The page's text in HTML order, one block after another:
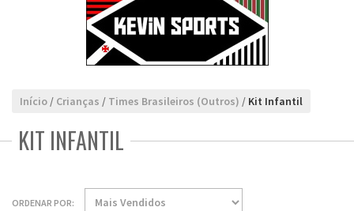
Início / Crianças / Times Brasileiros (Outros) / Kit Infantil
KIT INFANTIL
ORDENAR POR: